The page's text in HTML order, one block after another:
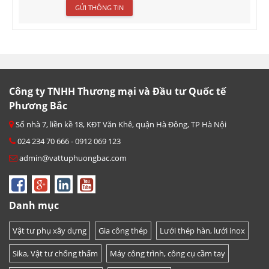
Công ty TNHH Thương mại và Đầu tư Quốc tế
Phương Bắc
Số nhà 7, liền kề 18, KĐT Văn Khê, quận Hà Đông, TP Hà Nội
024 234 70 666 - 0912 069 123
admin@vattuphuongbac.com
Danh mục
Vật tư phụ xây dựng Gia công thép Lưới thép hàn, lưới inox
Sika, Vật tư chống thấm Máy công trình, công cụ cầm tay